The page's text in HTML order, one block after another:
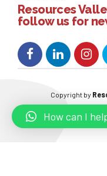
Resources
follow us for
Copyright by
Powered By:
How can I